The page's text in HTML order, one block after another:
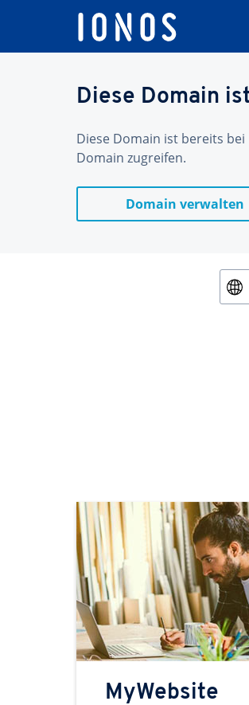
Diese Domain
Diese Domain ist bereits
Domain zugreifen.
Domain verwalten
MyWebsite